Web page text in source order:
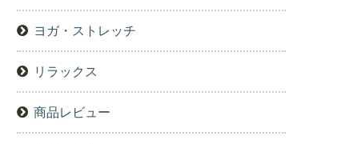
ヨガ・ストレッチ
リラックス
商品レビュー